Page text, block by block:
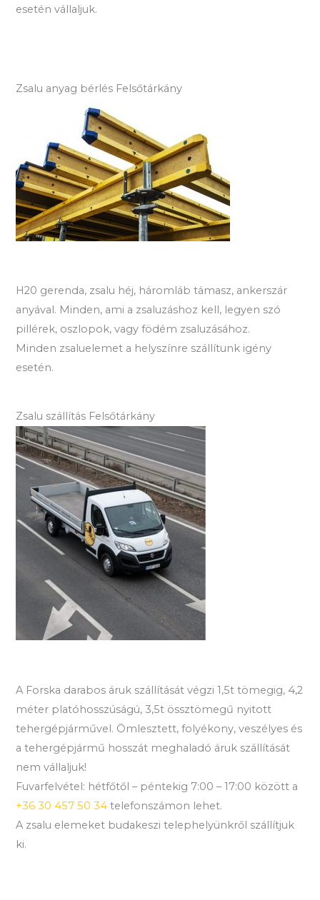
esetén vállaljuk.
Zsalu anyag bérlés Felsőtárkány
H20 gerenda, zsalu héj, háromláb támasz, ankerszár
anyával. Minden, ami a zsaluzáshoz kell, legyen szó
pillérek, oszlopok, vagy födém zsaluzásához.
Minden zsaluelemet a helyszínre szállítunk igény
esetén.
Zsalu szállítás Felsőtárkány
A Forska darabos áruk szállítását végzi 1,5t tömegig, 4,2
méter platóhosszúságú, 3,5t össztömegű nyitott
tehergépjárművel. Ömlesztett, folyékony, veszélyes és
a tehergépjármű hosszát meghaladó áruk szállítását
nem vállaljuk!
Fuvarfelvétel: hétfőtől – péntekig 7:00 – 17:00 között a
+36 30 457 50 34 telefonszámon lehet.
A zsalu elemeket budakeszi telephelyünkről szállítjuk
ki.